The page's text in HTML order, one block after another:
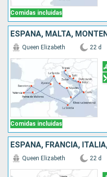
Comidas incluidas
Comidas incluidas
Queen Elizabeth 22 d
Queen Elizabeth 22 d